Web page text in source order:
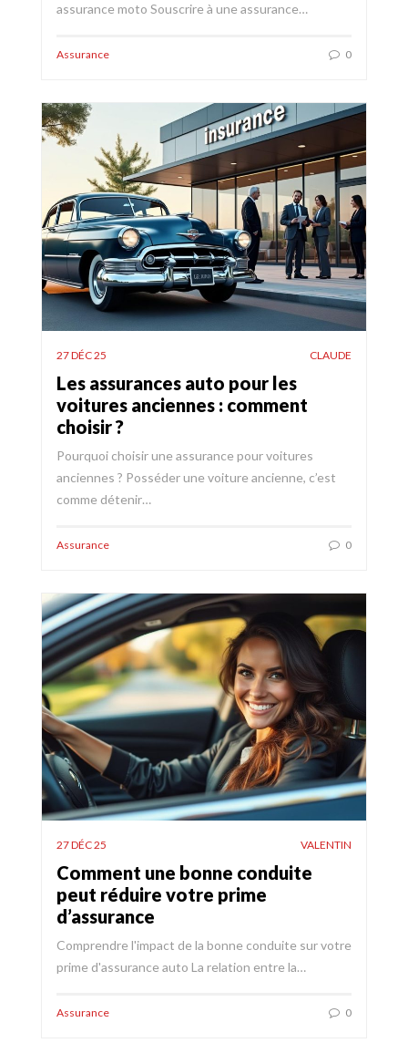
assurance moto Souscrire à une assurance…
Assurance 0
27 DÉC 25 CLAUDE
Les assurances auto pour les
voitures anciennes : comment
choisir ?
Pourquoi choisir une assurance pour voitures
anciennes ? Posséder une voiture ancienne, c’est
comme détenir…
Assurance 0
27 DÉC 25 VALENTIN
Comment une bonne conduite
peut réduire votre prime
d’assurance
Comprendre l'impact de la bonne conduite sur votre
prime d'assurance auto La relation entre la…
Assurance 0